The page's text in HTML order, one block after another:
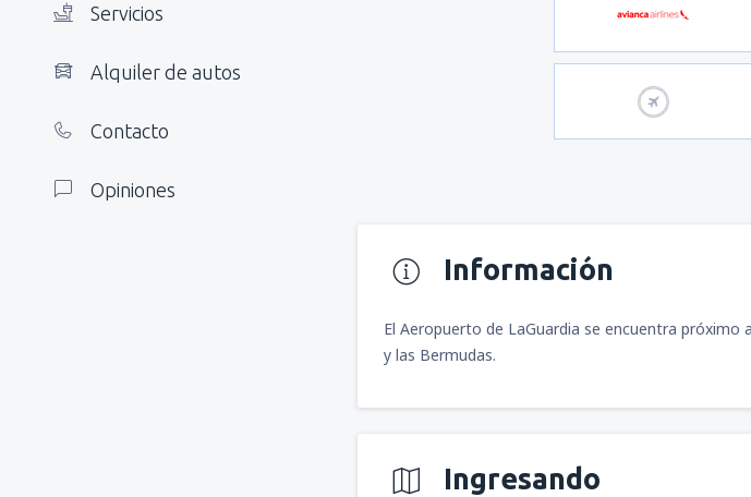
Servicios
Alquiler de autos
Contacto
Opiniones
Información
El Aeropuerto de LaGuardia se encuentra próximo
y las Bermudas.
Ingresando